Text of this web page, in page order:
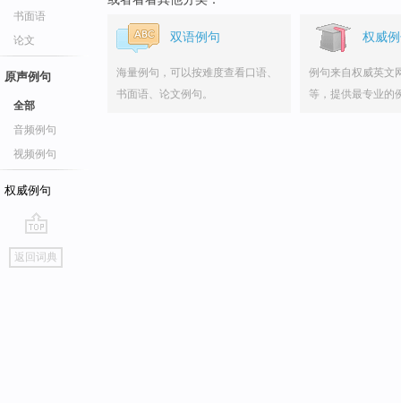
书面语
论文
原声例句
全部
音频例句
视频例句
权威例句
go
top
返回词典
双语例句
海量例句，可以按难度查看口语、
书面语、论文例句。
权威
例句来自权威英文
等，提供最专业的